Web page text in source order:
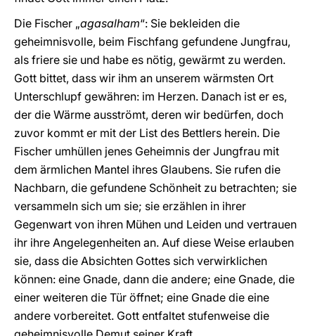
Die Fischer „agasalham“: Sie bekleiden die
geheimnisvolle, beim Fischfang gefundene Jungfrau,
als friere sie und habe es nötig, gewärmt zu werden.
Gott bittet, dass wir ihm an unserem wärmsten Ort
Unterschlupf gewähren: im Herzen. Danach ist er es,
der die Wärme ausströmt, deren wir bedürfen, doch
zuvor kommt er mit der List des Bettlers herein. Die
Fischer umhüllen jenes Geheimnis der Jungfrau mit
dem ärmlichen Mantel ihres Glaubens. Sie rufen die
Nachbarn, die gefundene Schönheit zu betrachten; sie
versammeln sich um sie; sie erzählen in ihrer
Gegenwart von ihren Mühen und Leiden und vertrauen
ihr ihre Angelegenheiten an. Auf diese Weise erlauben
sie, dass die Absichten Gottes sich verwirklichen
können: eine Gnade, dann die andere; eine Gnade, die
einer weiteren die Tür öffnet; eine Gnade die eine
andere vorbereitet. Gott entfaltet stufenweise die